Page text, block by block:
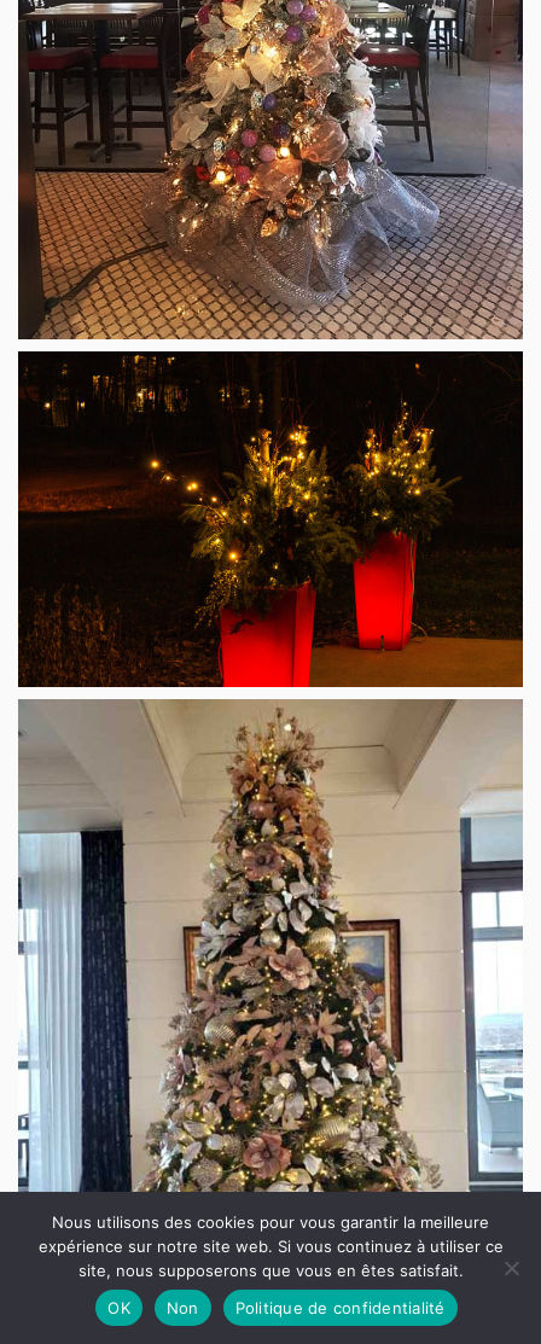
Nous utilisons des cookies pour vous garantir la meilleure
expérience sur notre site web. Si vous continuez à utiliser ce
site, nous supposerons que vous en êtes satisfait.
OK
Non Politique de confidentialité